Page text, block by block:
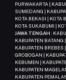
PURWAKARTA |
SUMEDANG |
KOTA BEKASI | KOTA
KOTA SUKABUMI |
JAWA TENGAH :
KABUPATEN BATANG
KABUPATEN BREBES
GROBOGAN |
KEBUMEN |
KABUPATEN
KABUPATEN